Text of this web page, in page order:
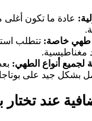
عادة ما تكون أغلى
طهي خاصة: تتطلب
مغناطيسية.
لجميع أنواع الطهي:
بشكل جيد على
عندتختار